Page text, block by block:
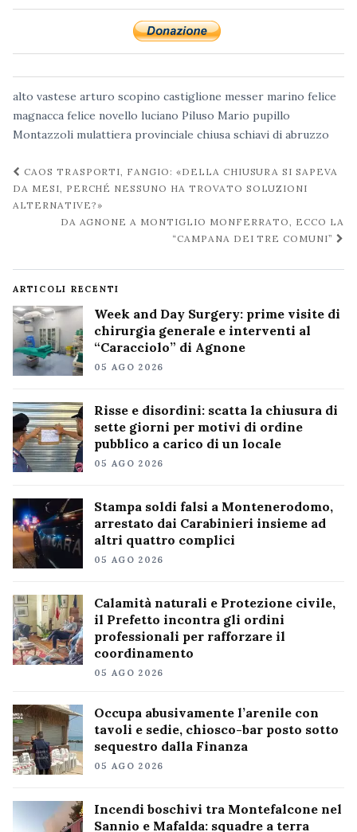
alto vastese arturo scopino castiglione messer marino felice
magnacca felice novello luciano Piluso Mario pupillo
Montazzoli mulattiera provinciale chiusa schiavi di abruzzo
Navigazione
post
CAOS TRASPORTI, FANGIO: «DELLA CHIUSURA SI SAPEVA
DA MESI, PERCHÉ NESSUNO HA TROVATO SOLUZIONI
ALTERNATIVE?»
DA AGNONE A MONTIGLIO MONFERRATO, ECCO LA
“CAMPANA DEI TRE COMUNI”
ARTICOLI RECENTI
Week and Day Surgery: prime visite di
chirurgia generale e interventi al
“Caracciolo” di Agnone
05 AGO 2026
Risse e disordini: scatta la chiusura di
sette giorni per motivi di ordine
pubblico a carico di un locale
05 AGO 2026
Stampa soldi falsi a Montenerodomo,
arrestato dai Carabinieri insieme ad
altri quattro complici
05 AGO 2026
Calamità naturali e Protezione civile,
il Prefetto incontra gli ordini
professionali per rafforzare il
coordinamento
05 AGO 2026
Occupa abusivamente l’arenile con
tavoli e sedie, chiosco-bar posto sotto
sequestro dalla Finanza
05 AGO 2026
Incendi boschivi tra Montefalcone nel
Sannio e Mafalda: squadre a terra